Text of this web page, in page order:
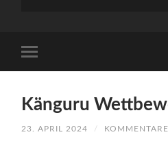
Känguru
23. APRIL 2024 /